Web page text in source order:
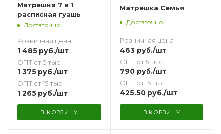
Матрешка 7 в 1
расписная гуашь
Достаточно
Розничная цена
1 485 руб./шт
ОПТ от 5 тыс.
1 375 руб./шт
ОПТ от 15 тыс.
1 265 руб./шт
В КОРЗИНУ
Матрешка Семья
Достаточно
Розничная цена
463руб./шт
ОПТ от 5 тыс.
790руб./шт
ОПТ от 15 тыс.
425.50руб./шт
В КОРЗИНУ